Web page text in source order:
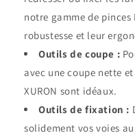
notre gamme de pinces
robustesse et leur
Outils de coupe :
avec une coupe nette
XURON sont idéaux.
Outils de fixation :
solidement vos voies